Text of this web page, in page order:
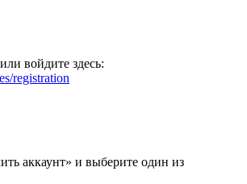
войдите здесь:
registration
аккаунт» и выберите один из